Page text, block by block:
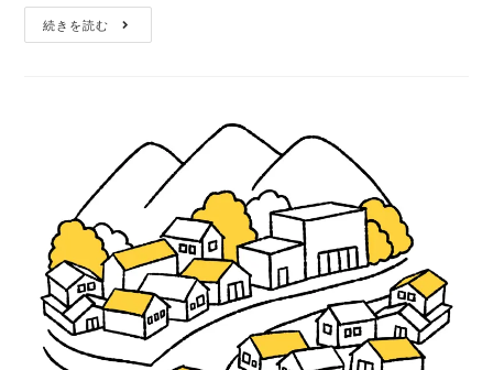
続きを読む